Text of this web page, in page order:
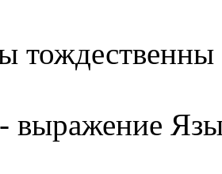
выражение